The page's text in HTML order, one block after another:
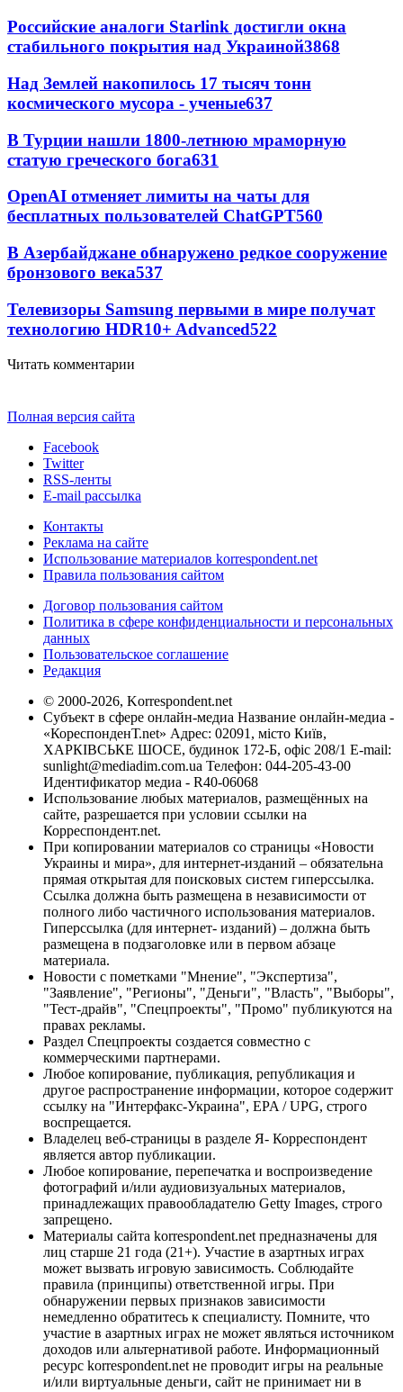
Российские аналоги Starlink достигли окна
стабильного покрытия над Украиной3868
Над Землей накопилось 17 тысяч тонн
космического мусора - ученые637
В Турции нашли 1800-летнюю мраморную
статую греческого бога631
OpenAI отменяет лимиты на чаты для
бесплатных пользователей ChatGPT560
В Азербайджане обнаружено редкое сооружение
бронзового века537
Телевизоры Samsung первыми в мире получат
технологию HDR10+ Advanced522
Читать комментарии
Полная версия сайта
Facebook
Twitter
RSS-ленты
E-mail рассылка
Контакты
Реклама на сайте
Использование материалов korrespondent.net
Правила пользования сайтом
Договор пользования сайтом
Политика в сфере конфиденциальности и персональных
данных
Пользовательское соглашение
Редакция
© 2000-2026, Korrespondent.net
Субъект в сфере онлайн-медиа Название онлайн-медиа -
«КореспонденТ.net» Адрес: 02091, місто Київ,
ХАРКІВСЬКЕ ШОСЕ, будинок 172-Б, офіс 208/1 E-mail:
sunlight@mediadim.com.ua Телефон: 044-205-43-00
Идентификатор медиа - R40-06068
Использование любых материалов, размещённых на
сайте, разрешается при условии ссылки на
Корреспондент.net.
При копировании материалов со страницы «Новости
Украины и мира», для интернет-изданий – обязательна
прямая открытая для поисковых систем гиперссылка.
Ссылка должна быть размещена в независимости от
полного либо частичного использования материалов.
Гиперссылка (для интернет- изданий) – должна быть
размещена в подзаголовке или в первом абзаце
материала.
Новости с пометками "Мнение", "Экспертиза",
"Заявление", "Регионы", "Деньги", "Власть", "Выборы",
"Тест-драйв", "Спецпроекты", "Промо" публикуются на
правах рекламы.
Раздел Спецпроекты создается совместно с
коммерческими партнерами.
Любое копирование, публикация, републикация и
другое распространение информации, которое содержит
ссылку на "Интерфакс-Украина", EPA / UPG, строго
воспрещается.
Владелец веб-страницы в разделе Я- Корреспондент
является автор публикации.
Любое копирование, перепечатка и воспроизведение
фотографий и/или аудиовизуальных материалов,
принадлежащих правообладателю Getty Images, строго
запрещено.
Материалы сайта korrespondent.net предназначены для
лиц старше 21 года (21+). Участие в азартных играх
может вызвать игровую зависимость. Соблюдайте
правила (принципы) ответственной игры. При
обнаружении первых признаков зависимости
немедленно обратитесь к специалисту. Помните, что
участие в азартных играх не может являться источником
доходов или альтернативой работе. Информационный
ресурс korrespondent.net не проводит игры на реальные
и/или виртуальные деньги, сайт не принимает ни в